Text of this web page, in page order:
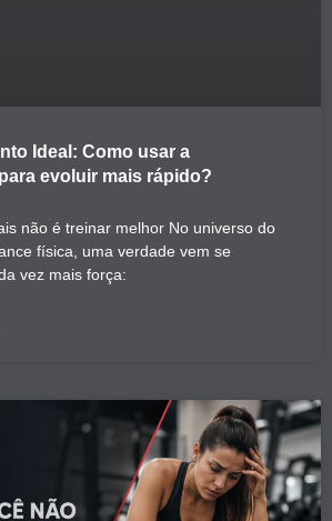
Ideal: Como usar a
evoluir mais rápido?
não é treinar melhor No universo do
física, uma verdade vem se
vez mais força: